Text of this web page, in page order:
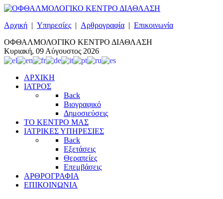
Αρχική | Υπηρεσίες | Αρθρογραφία | Επικοινωνία
ΟΦΘΑΛΜΟΛΟΓΙΚΟ ΚΕΝΤΡΟ ΔΙΑΘΛΑΣΗ
Κυριακή, 09 Αύγουστος 2026
ΑΡΧΙΚΗ
ΙΑΤΡΟΣ
Back
Βιογραφικό
Δημοσιεύσεις
ΤΟ ΚΕΝΤΡΟ ΜΑΣ
ΙΑΤΡΙΚΕΣ ΥΠΗΡΕΣΙΕΣ
Back
Εξετάσεις
Θεραπείες
Επεμβάσεις
ΑΡΘΡΟΓΡΑΦΙΑ
ΕΠΙΚΟΙΝΩΝΙΑ